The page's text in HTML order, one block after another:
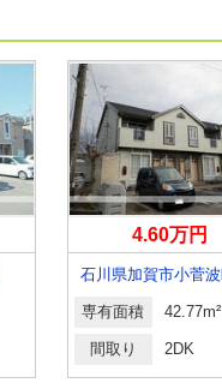
4.60万円
専有面積 42.77m²
間取り 2DK